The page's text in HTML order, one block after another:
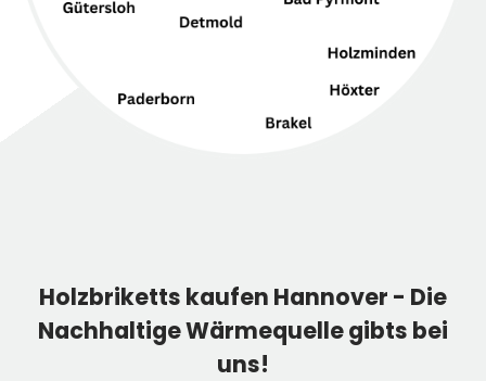
Holzbriketts kaufen Hannover - Die
Nachhaltige Wärmequelle gibts bei
uns!